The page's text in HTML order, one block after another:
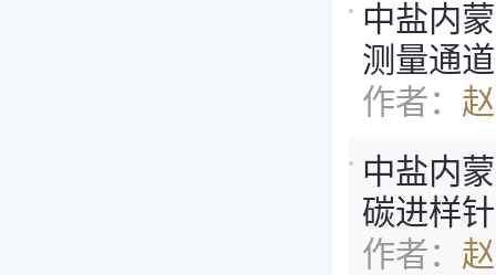
中盐内
测量通
作者：
中盐内
碳进样
作者：